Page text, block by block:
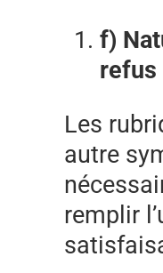
f)
refus
Les
autre
remplir